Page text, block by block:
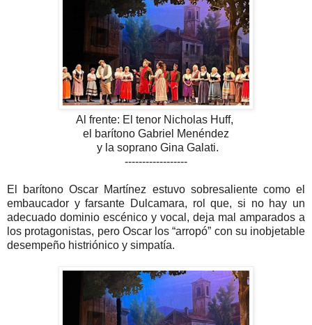
Al frente: El tenor Nicholas Huff,
el barítono Gabriel Menéndez
y la soprano Gina Galati.
------------------
El barítono Oscar Martínez estuvo sobresaliente como el
embaucador y farsante Dulcamara, rol que, si no hay un
adecuado dominio escénico y vocal, deja mal amparados a
los protagonistas, pero Oscar los “arropó” con su inobjetable
desempeño histriónico y simpatía.